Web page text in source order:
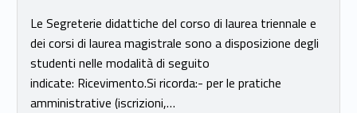
Le Segreterie didattiche del corso di laurea triennale e
dei corsi di laurea magistrale sono a disposizione degli
studenti nelle modalità di seguito
indicate: Ricevimento.Si ricorda:- per le pratiche
amministrative (iscrizioni,…